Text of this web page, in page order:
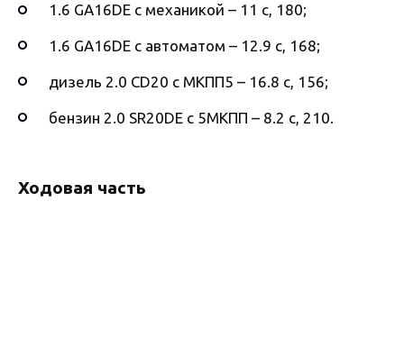
1.6 GA16DE с механикой – 11 с, 180;
1.6 GA16DE с автоматом – 12.9 с, 168;
дизель 2.0 CD20 с МКПП5 – 16.8 с, 156;
бензин 2.0 SR20DE с 5МКПП – 8.2 с, 210.
Ходовая часть